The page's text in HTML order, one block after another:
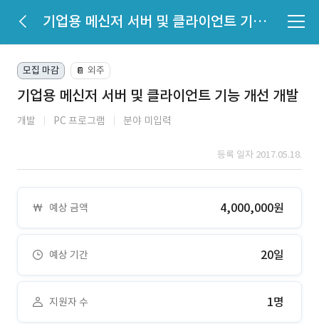
기업용 메신저 서버 및 클라이언트 기능 개선 개발
모집 마감 📔 외주
기업용 메신저 서버 및 클라이언트 기능 개선 개발
개발 PC 프로그램 분야 미입력
등록 일자 2017.05.18.
예상 금액 4,000,000원
예상 기간 20일
지원자 수 1명